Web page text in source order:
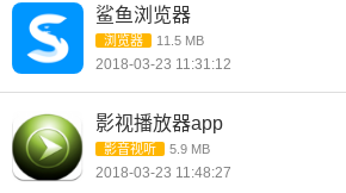
鲨鱼浏览器
浏览器 11.5 MB
2018-03-23 11:31:12
影视播放器app
影音视听 5.9 MB
2018-03-23 11:48:27